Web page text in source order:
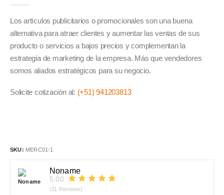
Los artículos publicitarios o promocionales son una buena
alternativa para atraer clientes y aumentar las ventas de sus
producto o servicios a bajos precios y complementan la
estrategia de marketing de la empresa. Más que vendedores
somos aliados estratégicos para su negocio.
Solicite cotización al: (+51) 941203813
SKU: MERC01-1
Noname
5.00
(11 Reviews)